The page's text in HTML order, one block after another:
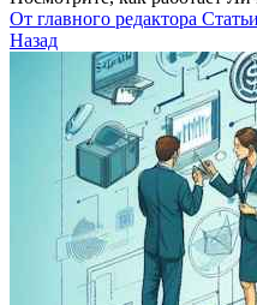
От главного редактора Статьи
Назад